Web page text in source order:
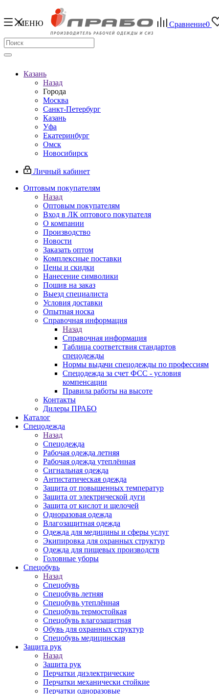
МЕНЮ Сравнение0
Казань
Назад
Города
Москва
Санкт-Петербург
Казань
Уфа
Екатеринбург
Омск
Новосибирск
Личный кабинет
Оптовым покупателям
Назад
Оптовым покупателям
Вход в ЛК оптового покупателя
О компании
Производство
Новости
Заказать оптом
Комплексные поставки
Цены и скидки
Нанесение символики
Пошив на заказ
Выезд специалиста
Условия доставки
Опытная носка
Справочная информация
Назад
Справочная информация
Таблица соответствия стандартов
спецодежды
Нормы выдачи спецодежды по профессиям
Спецодежда за счет ФСС - условия
компенсации
Правила работы на высоте
Контакты
Дилеры ПРАБО
Каталог
Спецодежда
Назад
Спецодежда
Рабочая одежда летняя
Рабочая одежда утеплённая
Сигнальная одежда
Антистатическая одежда
Защита от повышенных температур
Защита от электрической дуги
Защита от кислот и щелочей
Одноразовая одежда
Влагозащитная одежда
Одежда для медицины и сферы услуг
Экипировка для охранных структур
Одежда для пищевых производств
Головные уборы
Спецобувь
Назад
Спецобувь
Спецобувь летняя
Спецобувь утеплённая
Спецобувь термостойкая
Спецобувь влагозащитная
Обувь для охранных структур
Спецобувь медицинская
Защита рук
Назад
Защита рук
Перчатки диэлектрические
Перчатки механически стойкие
Перчатки одноразовые